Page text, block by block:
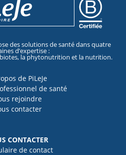
des solutions de santé dans quatre
d’expertise :
la phytonutrition et la nutrition.
de PiLeJe
de santé
rejoindre
contacter
CONTACTER
de contact